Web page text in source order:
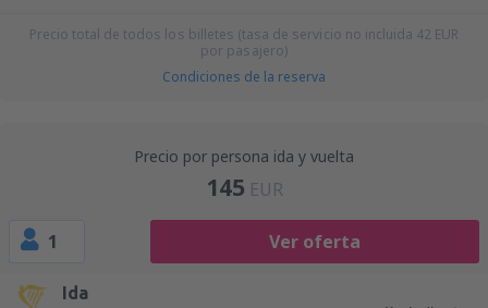
Precio total de todos los billetes (tasa de servicio no incluida 42 EUR
por pasajero)
Condiciones de la reserva
Precio por persona ida y vuelta
145 EUR
1 Ver oferta
Ida